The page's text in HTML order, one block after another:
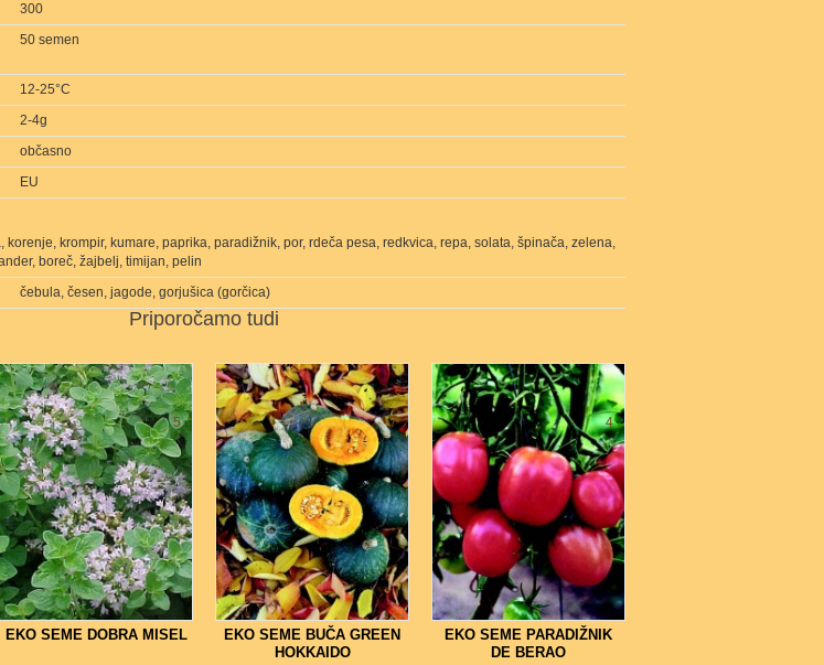
300
50 semen
12-25°C
2-4g
občasno
EU
korenje, krompir, kumare, paprika, paradižnik, por, rdeča pesa, redkvica, repa, solata, špinača, zelena,
boreč, žajbelj, timijan, pelin
čebula, česen, jagode, gorjušica (gorčica)
Priporočamo tudi
5
EKO SEME DOBRA MISEL
7
EKO SEME BUČA GREEN
HOKKAIDO
4
EKO SEME PARADIŽNIK
DE BERAO